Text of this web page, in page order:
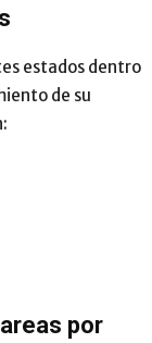
estados dentro
de su
por